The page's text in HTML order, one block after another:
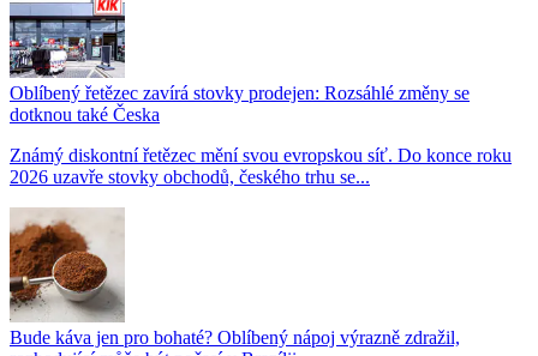
Oblíbený řetězec zavírá stovky prodejen: Rozsáhlé změny se
dotknou také Česka
Známý diskontní řetězec mění svou evropskou síť. Do konce roku
2026 uzavře stovky obchodů, českého trhu se...
Bude káva jen pro bohaté? Oblíbený nápoj výrazně zdražil,